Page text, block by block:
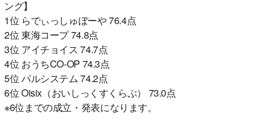
ング】
1位 らでぃっしゅぼーや 76.4点
2位 東海コープ 74.8点
3位 アイチョイス 74.7点
4位 おうちCO-OP 74.3点
5位 パルシステム 74.2点
6位 Oisix（おいしっくすくらぶ） 73.0点
※6位までの成立・発表になります。